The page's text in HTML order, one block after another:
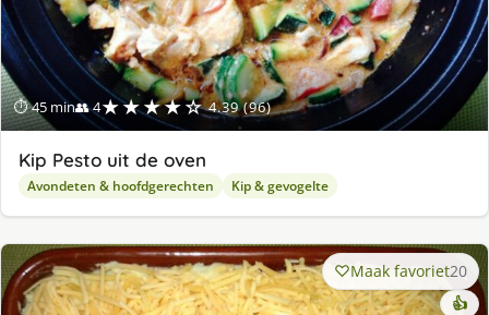
⏱ 45 min👥 4★★★★☆ 4.39 (96)
Kip Pesto uit de oven
Avondeten & hoofdgerechten Kip & gevogelte
Maak favoriet20
👍